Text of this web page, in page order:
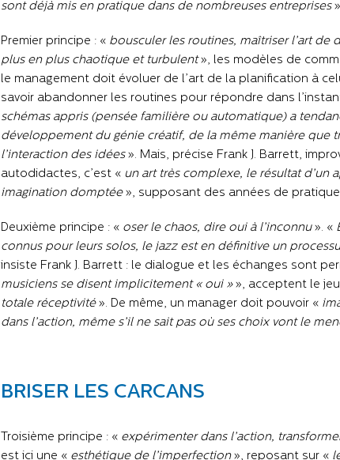
sont déjà mis en pratique dans de nombreuses entreprises
Premier principe : « bousculer les routines, maîtriser l’art de
plus en plus chaotique et turbulent», les modèles de
le management doit évoluer de l’art de la planification à
savoir abandonner les routines pour répondre dans
schémas appris (pensée familière ou automatique) a
développement du génie créatif, de la même manière que
l’interaction des idées». Mais, précise Frank J. Barrett,
autodidactes, c’est « un art très complexe, le résultat d’un
imagination domptée», supposant des années de
Deuxième principe : « oser le chaos, dire oui à l’inconnu». «
connus pour leurs solos, le jazz est en définitive un
insiste Frank J. Barrett : le dialogue et les échanges sont
musiciens se disent implicitement « oui »», acceptent le
totale réceptivité». De même, un manager doit pouvoir «
dans l’action, même s’il ne sait pas où ses choix vont le
BRISER LES CARCANS
Troisième principe : « expérimenter dans l’action,
est ici une « esthétique de l’imperfection», reposant sur «